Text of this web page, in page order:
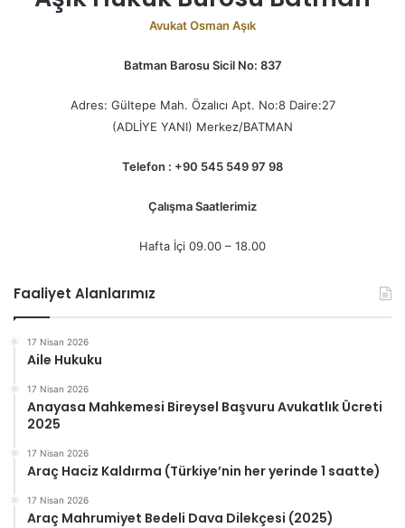
Avukat Osman Aşık
Batman Barosu Sicil No: 837
Adres: Gültepe Mah. Özalıcı Apt. No:8 Daire:27
(ADLİYE YANI) Merkez/BATMAN
Telefon : +90 545 549 97 98
Çalışma Saatlerimiz
Hafta İçi 09.00 – 18.00
Faaliyet Alanlarımız
17 Nisan 2026
Aile Hukuku
17 Nisan 2026
Anayasa Mahkemesi Bireysel Başvuru Avukatlık Ücreti
2025
17 Nisan 2026
Araç Haciz Kaldırma (Türkiye’nin her yerinde 1 saatte)
17 Nisan 2026
Araç Mahrumiyet Bedeli Dava Dilekçesi (2025)